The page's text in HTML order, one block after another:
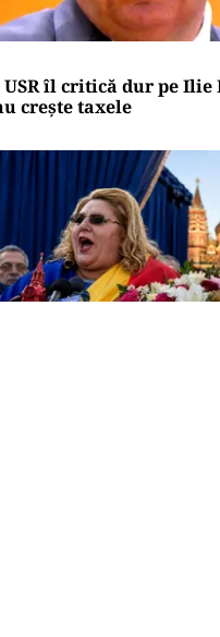
îl critică dur pe Ilie
crește taxele